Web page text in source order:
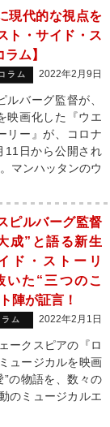
現代的な視点を
ト・サイド・ス
ム】
ラム 2022年2月9日
バーグ監督が、
映画化した『ウエ
リー』が、コロナ
11日から公開され
マンハッタンのウ
ピルバーグ監督
成”と語る新生
ド・ストーリ
た“三つのこ
陣が証言！
ラム 2022年2月1日
ークスピアの『ロ
ュージカルを映画
の物語を、数々の
のミュージカルエ